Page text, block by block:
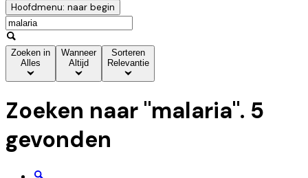
Hoofdmenu: naar begin
Zoeken in
Alles
Wanneer
Altijd
Sorteren
Relevantie
Zoeken naar "malaria". 5
gevonden